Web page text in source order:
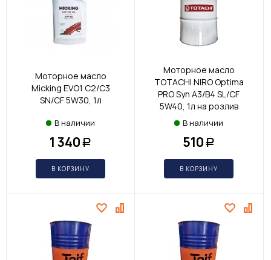
Моторное масло
Micking EVO1 C2/C3
SN/CF 5W30, 1л
В наличии
1 340 Р
В КОРЗИНУ
Моторное масло
TOTACHI NIRO Optima
PRO Syn A3/B4 SL/CF
5W40, 1л на розлив
В наличии
510 Р
В КОРЗИНУ